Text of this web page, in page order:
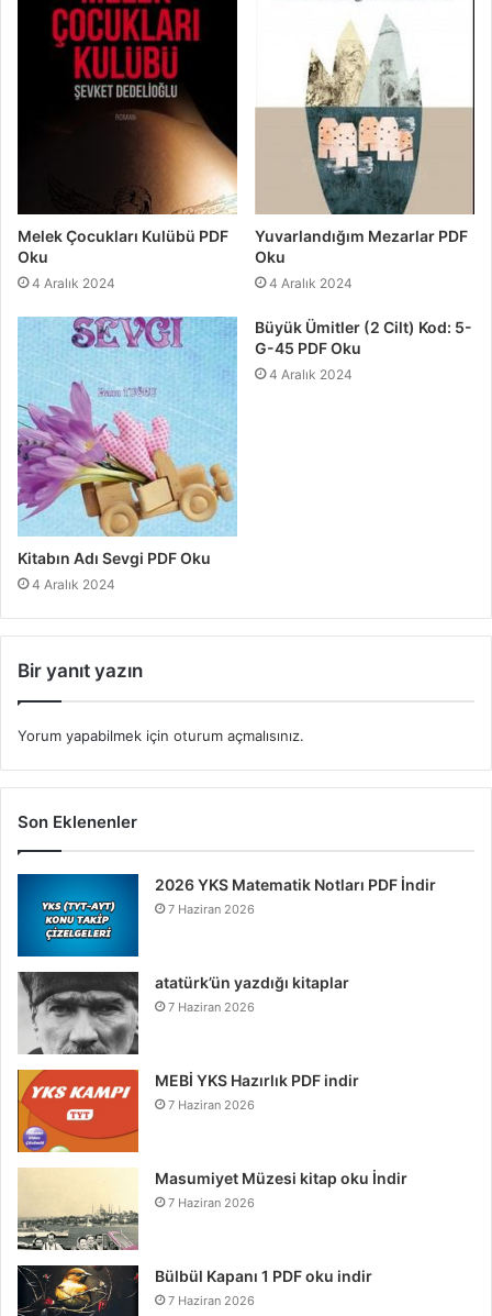
Melek Çocukları Kulübü PDF
Oku
4 Aralık 2024
Yuvarlandığım Mezarlar PDF
Oku
4 Aralık 2024
Kitabın Adı Sevgi PDF Oku
4 Aralık 2024
Büyük Ümitler (2 Cilt) Kod: 5-
G-45 PDF Oku
4 Aralık 2024
Bir yanıt yazın
Yorum yapabilmek için oturum açmalısınız.
Son Eklenenler
2026 YKS Matematik Notları PDF İndir
7 Haziran 2026
atatürk’ün yazdığı kitaplar
7 Haziran 2026
MEBİ YKS Hazırlık PDF indir
7 Haziran 2026
Masumiyet Müzesi kitap oku İndir
7 Haziran 2026
Bülbül Kapanı 1 PDF oku indir
7 Haziran 2026